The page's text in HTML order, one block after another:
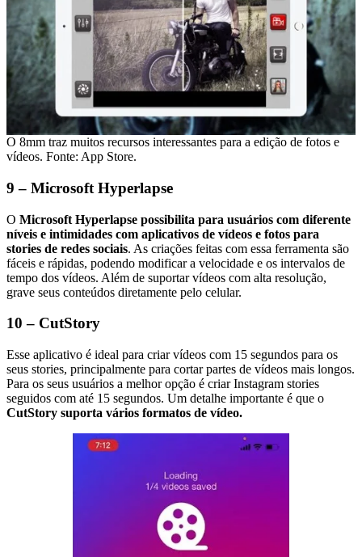
O 8mm traz muitos recursos interessantes para a edição de fotos e
vídeos. Fonte: App Store.
9 – Microsoft Hyperlapse
O Microsoft Hyperlapse possibilita para usuários com diferente
níveis e intimidades com aplicativos de vídeos e fotos para
stories de redes sociais. As criações feitas com essa ferramenta são
fáceis e rápidas, podendo modificar a velocidade e os intervalos de
tempo dos vídeos. Além de suportar vídeos com alta resolução,
grave seus conteúdos diretamente pelo celular.
10 – CutStory
Esse aplicativo é ideal para criar vídeos com 15 segundos para os
seus stories, principalmente para cortar partes de vídeos mais longos.
Para os seus usuários a melhor opção é criar Instagram stories
seguidos com até 15 segundos. Um detalhe importante é que o
CutStory suporta vários formatos de vídeo.